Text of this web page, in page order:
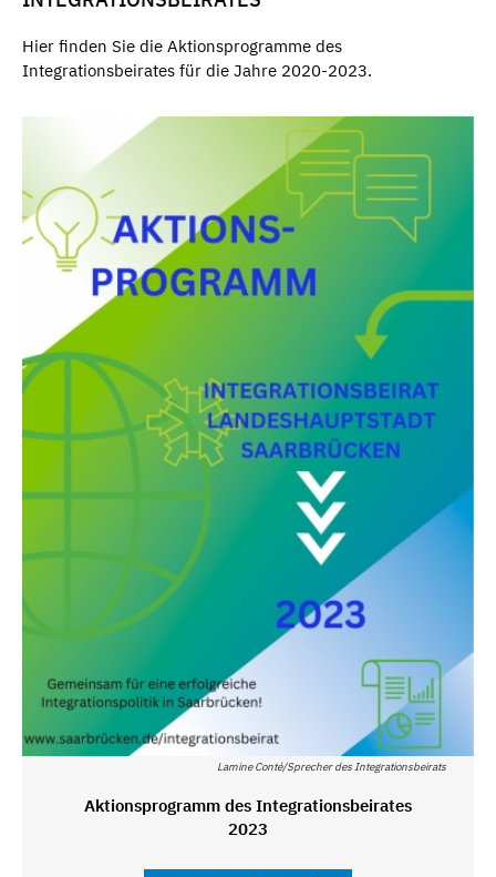
Hier finden Sie die Aktionsprogramme des
Integrationsbeirates für die Jahre 2020-2023.
Lamine Conté/Sprecher des Integrationsbeirats
Aktionsprogramm des Integrationsbeirates
2023